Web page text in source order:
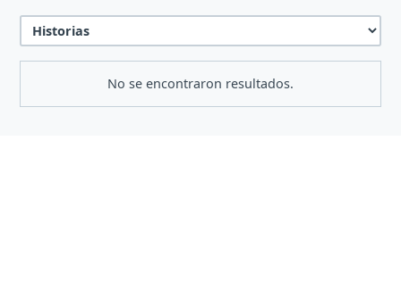
No se encontraron resultados.